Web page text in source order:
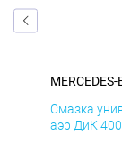
Смазка
аэр ДиК